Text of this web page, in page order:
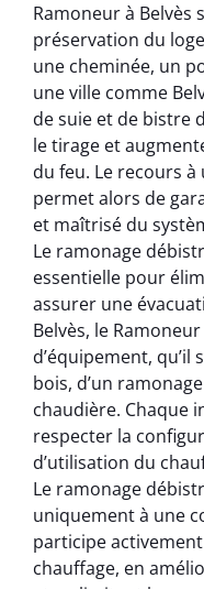
Ramoneur à Belvès
préservation du
une cheminée, un
une ville comme
de suie et de bistre
le tirage et
du feu. Le recours
permet alors de
et maîtrisé du
Le ramonage
essentielle pour
assurer une
Belvès, le
d’équipement, qu’il
bois, d’un
chaudière. Chaque
respecter la
d’utilisation du
Le ramonage
uniquement à une
participe
chauffage, en